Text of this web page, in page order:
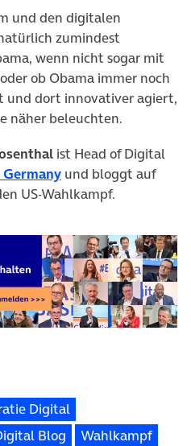
Tab)
und den digitalen
zumindest
wenn nicht sogar mit
ob Obama immer noch
und dort innovativer agiert,
näher beleuchten.
ist Head of Digital
Germany(öffnet in neuem
und bloggt auf
neuem Tab)
US-Wahlkampf.
Digital
Blog Wahlkampf